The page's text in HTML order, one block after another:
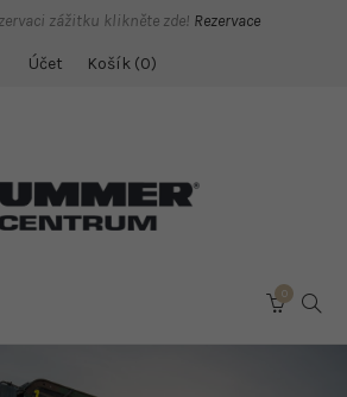
zážitku klikněte zde! Rezervace
Účet Košík 0
0